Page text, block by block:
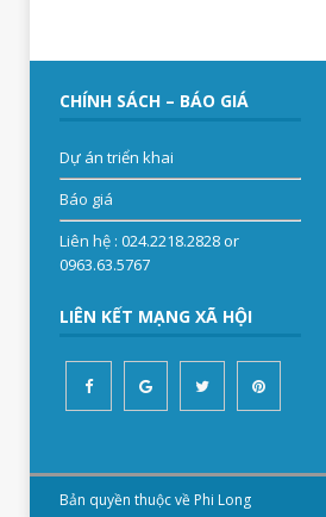
CHÍNH SÁCH – BÁO GIÁ
Dự án triển khai
Báo giá
Liên hệ: 024.2218.2828 or
0963.63.5767
LIÊN KẾT MẠNG XÃ HỘI
Bản quyền thuộc về Phi Long